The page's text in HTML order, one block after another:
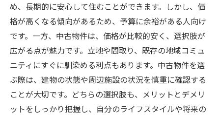
め、長期的に安心して住むことができます。しかし、価
格が高くなる傾向があるため、予算に余裕がある人向け
です。一方、中古物件は、価格が比較的安く、選択肢が
広がる点が魅力です。立地や間取り、既存の地域コミュ
ニティにすぐに馴染める利点もあります。中古物件を選
ぶ際は、建物の状態や周辺施設の状況を慎重に確認する
ことが大切です。どちらの選択肢も、メリットとデメリ
ットをしっかり把握し、自分のライフスタイルや将来の